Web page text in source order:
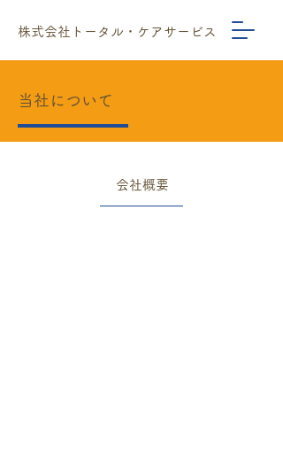
株式会社トータル・ケアサービス
当社について
会社概要